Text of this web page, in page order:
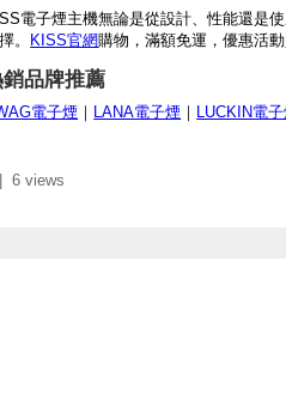
電子煙主機無論是從設計、性能還是
。
KISS官網購物，滿額免運，優惠活
品牌推薦
電子煙 ｜ LANA電子煙 ｜ LUCKIN電
6 views